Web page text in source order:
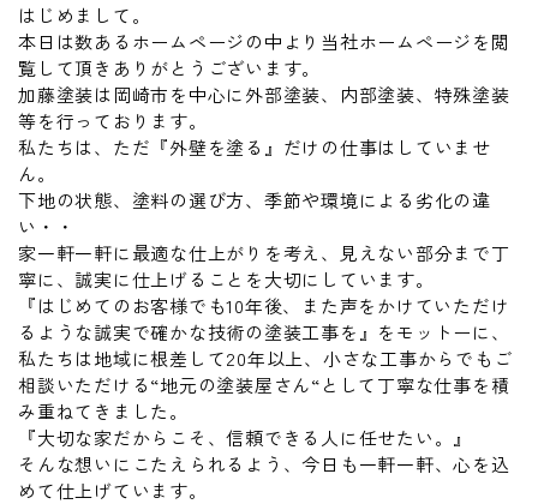
はじめまして。
本日は数あるホームページの中より当社ホームページを閲
覧して頂きありがとうございます。
加藤塗装は岡崎市を中心に外部塗装、内部塗装、特殊塗装
等を行っております。
私たちは、ただ『外壁を塗る』だけの仕事はしていませ
ん。
下地の状態、塗料の選び方、季節や環境による劣化の違
い・・
家一軒一軒に最適な仕上がりを考え、見えない部分まで丁
寧に、誠実に仕上げることを大切にしています。
『はじめてのお客様でも10年後、また声をかけていただけ
るような誠実で確かな技術の塗装工事を』をモットーに、
私たちは地域に根差して20年以上、小さな工事からでもご
相談いただける“地元の塗装屋さん“として丁寧な仕事を積
み重ねてきました。
『大切な家だからこそ、信頼できる人に任せたい。』
そんな想いにこたえられるよう、今日も一軒一軒、心を込
めて仕上げています。